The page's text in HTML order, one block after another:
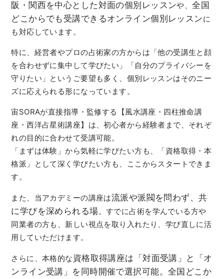
阪・関西を中心とした対面の個別レッスンや、全国
どこからでも受講できるオンライン個別レッスンに
も対応しています。
特に、経営者やプロの占術家の方からは「他の受講生と顔
を合わせずに集中して学びたい」「自分のプライバシーを
守りたい」というご要望も多く、個別レッスンはそのニー
ズに応えられる形になっています。
宙SORAが直接指導・監修する【風水講座・四柱推命講
座・西洋占星術講座】は、初心者から経験者まで、それぞ
れの目的に合わせて受講可能。
「まずは体験」から気軽に学びたい方も、「資格取得・本
格派」として深く学びたい方も、ここからスタートできま
す。
また、当アカデミーの講座は流派や派閥を問わず、共
に学びを深められる場。すでに占術を学んでいる方や
同業者の方も、新しい視点を取り入れたり、学び直しに活
用していただけます。
さらに、本格的な資格取得講座は「対面受講」と「オ
ンライン受講」を同時開催で選択可能。全国どこか